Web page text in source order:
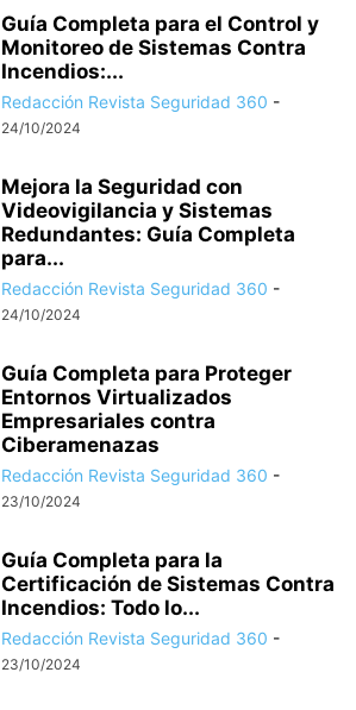
Guía Completa para el Control y
Monitoreo de Sistemas Contra
Incendios:...
Redacción Revista Seguridad 360 -
24/10/2024
Mejora la Seguridad con
Videovigilancia y Sistemas
Redundantes: Guía Completa
para...
Redacción Revista Seguridad 360 -
24/10/2024
Guía Completa para Proteger
Entornos Virtualizados
Empresariales contra
Ciberamenazas
Redacción Revista Seguridad 360 -
23/10/2024
Guía Completa para la
Certificación de Sistemas Contra
Incendios: Todo lo...
Redacción Revista Seguridad 360 -
23/10/2024